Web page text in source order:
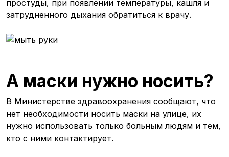
простуды, при появлении температуры, кашля и
затрудненного дыхания обратиться к врачу.
А маски нужно носить?
В Министерстве здравоохранения сообщают, что
нет необходимости носить маски на улице, их
нужно использовать только больным людям и тем,
кто с ними контактирует.